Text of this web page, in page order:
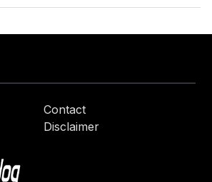
Contact
Disclaimer